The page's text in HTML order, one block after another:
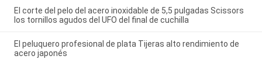
El corte del pelo del acero inoxidable de 5,5 pulgadas Scissors
los tornillos agudos del UFO del final de cuchilla
El peluquero profesional de plata Tijeras alto rendimiento de
acero japonés